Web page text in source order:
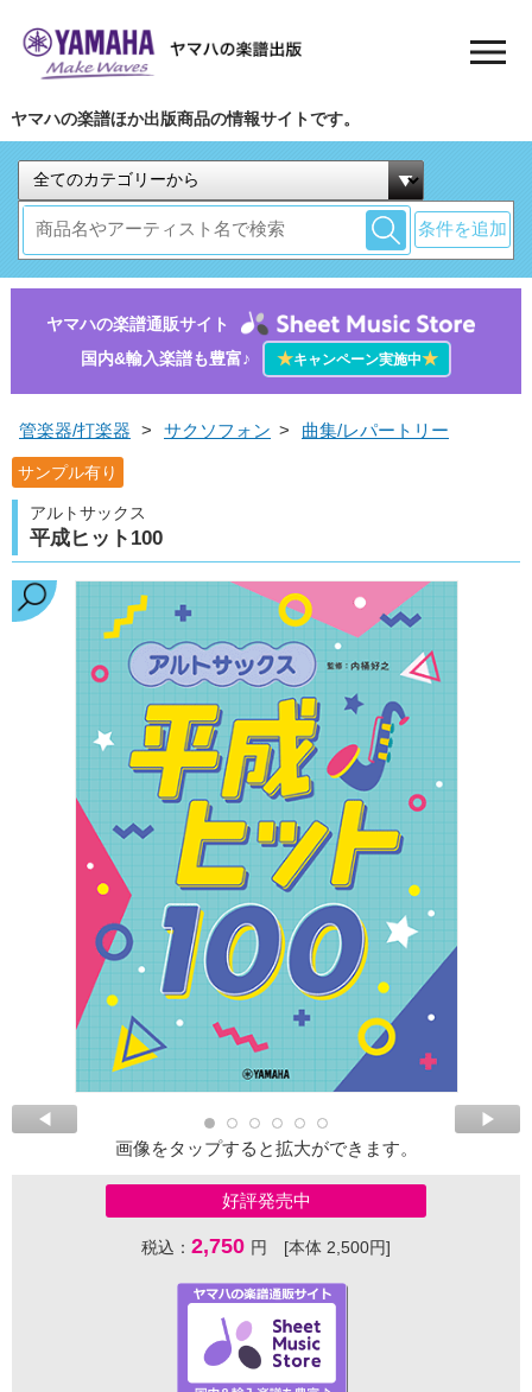
ヤマハの楽譜ほか出版商品の情報サイトです。
条件を追加
ヤマハの楽譜通販サイト
国内&輸入楽譜も豊富♪
★キャンペーン実施中★
管楽器/打楽器 > サクソフォン > 曲集/レパートリー
サンプル有り
アルトサックス
平成ヒット100
画像をタップすると拡大ができます。
好評発売中
税込： 2,750 円 [本体 2,500円]